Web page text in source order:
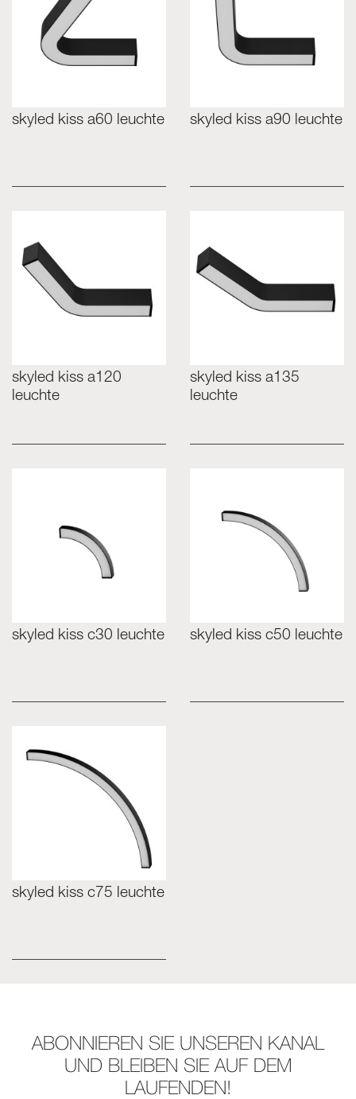
skyled kiss a60 leuchte skyled kiss a90 leuchte
skyled kiss a120
leuchte
skyled kiss a135
leuchte
skyled kiss c30 leuchte skyled kiss c50 leuchte
skyled kiss c75 leuchte
ABONNIEREN SIE UNSEREN KANAL
UND BLEIBEN SIE AUF DEM
LAUFENDEN!